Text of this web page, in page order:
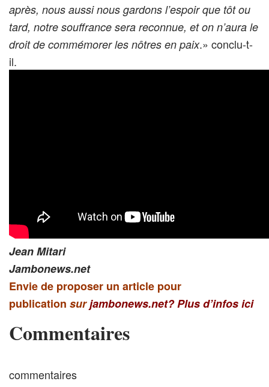
après, nous aussi nous gardons l’espoir que tôt ou
tard, notre souffrance sera reconnue, et on n’aura le
droit de commémorer les nôtres en paix.» conclu-t-
il.
Jean Mitari
Jambonews.net
Envie de proposer un article pour
publication surjambonews.net?Plus d’infos ici
Commentaires
commentaires